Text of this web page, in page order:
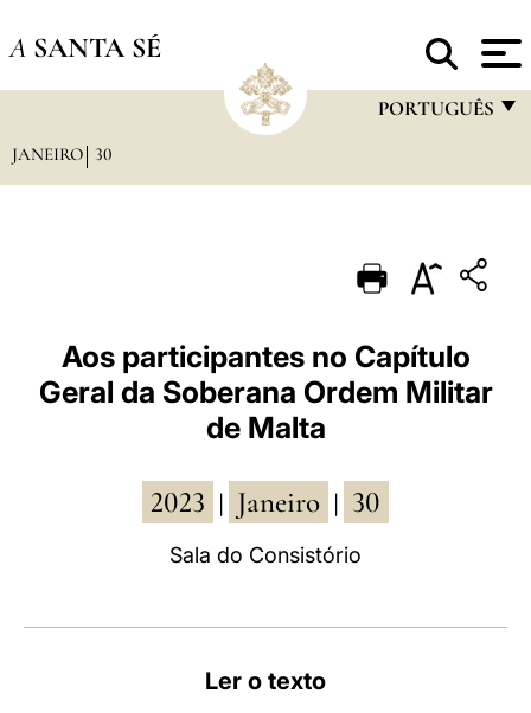
A SANTA SÉ
PORTUGUÊS
PORTUGUÊS
ESPAÑOL
DEUTSCH
العربيّة
中文
JANEIRO 30
Aos participantes no Capítulo
Geral da Soberana Ordem Militar
de Malta
2023 Janeiro 30
Sala do Consistório
Ler o texto